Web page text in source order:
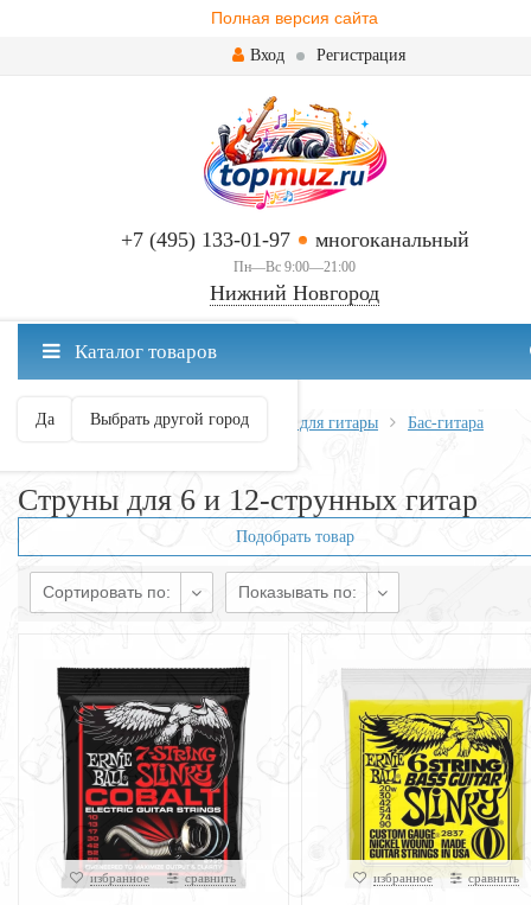
Полная версия сайта
Вход Регистрация
+7 (495) 133-01-97 многоканальный
Пн—Вс 9:00—21:00
Нижний Новгород
Нижний Новгород ваш город?
Да Выбрать другой город
Каталог товаров
Главная Всё для гитары Струны для гитары
Бас-гитара
Струны для 6 и 12-струнных гитар
Подобрать товар
Сортировать по: Показывать по:
избранное сравнить избранное сравнить